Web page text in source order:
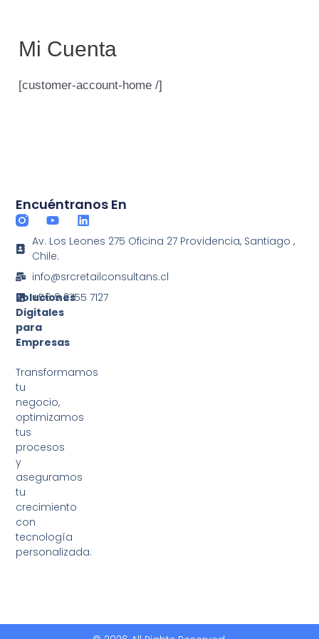
contenido
Mi Cuenta
[customer-account-home /]
Soluciones
Digitales
para
Empresas
Transformamos
tu
negocio,
optimizamos
tus
procesos
y
aseguramos
tu
crecimiento
con
tecnología
personalizada.
Encuéntranos En
Y
u
t
b
e
L
i
n
d
i
Av. Los Leones 275 Oficina 27 Providencia, Santiago ,
Chile.
info@srcretailconsultans.cl
+56 9 2755 7127